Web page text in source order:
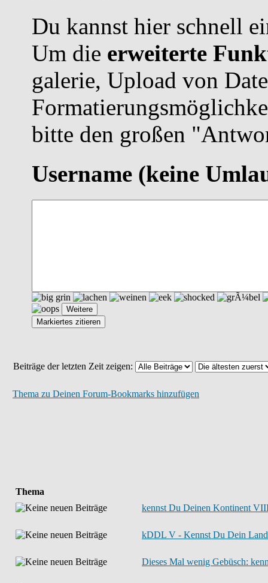
Du kannst hier schnell
Um die erweiterte
galerie, Upload von
bitte den großen
Username (keine
Beiträge der letzten Zeit zeigen:
Thema zu Deinen Forum-Bookmarks hinzufügen
Thema
kennst Du Deinen Kontinent
kDDL V - Kennst Du Dein
Dieses Mal wenig Gebüsch: